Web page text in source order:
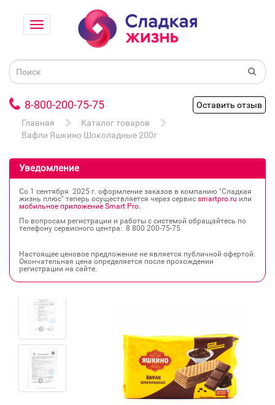
8-800-200-75-75
Оставить отзыв
Главная
Каталог товаров
Вафли Яшкино Шоколадные 200г
Уведомление
Со 1 сентября 2025 г. оформление заказов в компанию "Сладкая
жизнь плюс" теперь осуществляется через сервис smartpro.ru или
мобильное приложение Smart Pro.
По вопросам регистрации и работы с системой обращайтесь по
телефону сервисного центра: 8 800 200‐75‐75
Настоящее ценовое предложение не является публичной офертой.
Окончательная цена определяется после прохождении
регистрации на сайте.